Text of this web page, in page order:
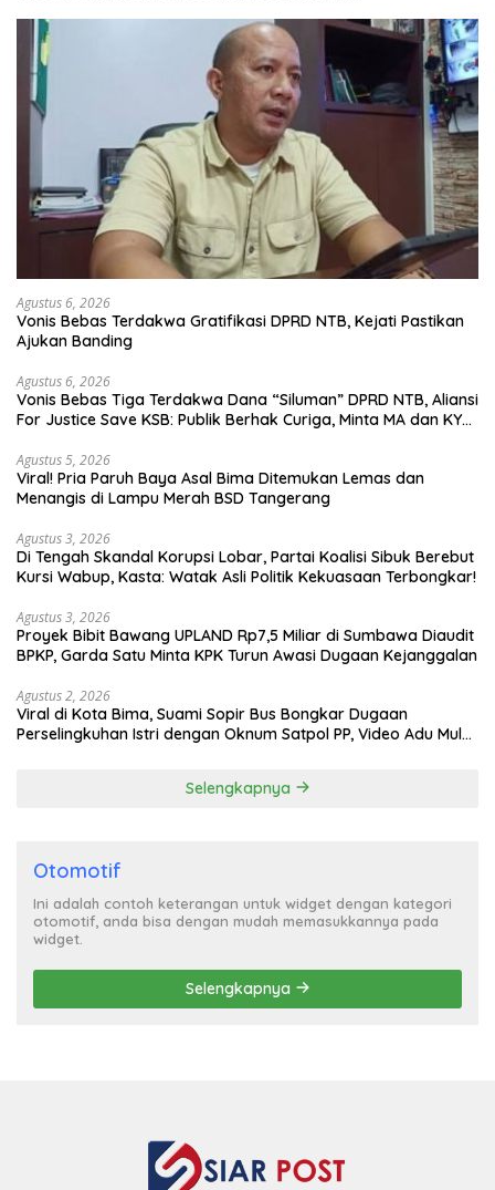
Agustus 6, 2026
Vonis Bebas Terdakwa Gratifikasi DPRD NTB, Kejati Pastikan
Ajukan Banding
Agustus 6, 2026
Vonis Bebas Tiga Terdakwa Dana “Siluman” DPRD NTB, Aliansi
For Justice Save KSB: Publik Berhak Curiga, Minta MA dan KY
Agustus 5, 2026
Viral! Pria Paruh Baya Asal Bima Ditemukan Lemas dan
Menangis di Lampu Merah BSD Tangerang
Agustus 3, 2026
Di Tengah Skandal Korupsi Lobar, Partai Koalisi Sibuk Berebut
Kursi Wabup, Kasta: Watak Asli Politik Kekuasaan Terbongkar!
Agustus 3, 2026
Proyek Bibit Bawang UPLAND Rp7,5 Miliar di Sumbawa Diaudit
BPKP, Garda Satu Minta KPK Turun Awasi Dugaan Kejanggalan
Agustus 2, 2026
Viral di Kota Bima, Suami Sopir Bus Bongkar Dugaan
Perselingkuhan Istri dengan Oknum Satpol PP, Video Adu Mulut
Selengkapnya
Otomotif
Ini adalah contoh keterangan untuk widget dengan kategori
otomotif, anda bisa dengan mudah memasukkannya pada
widget.
Selengkapnya